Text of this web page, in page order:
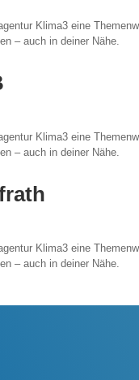
Klima3 eine
– auch in deiner Nähe.
Klima3 eine
– auch in deiner Nähe.
Klima3 eine
– auch in deiner Nähe.